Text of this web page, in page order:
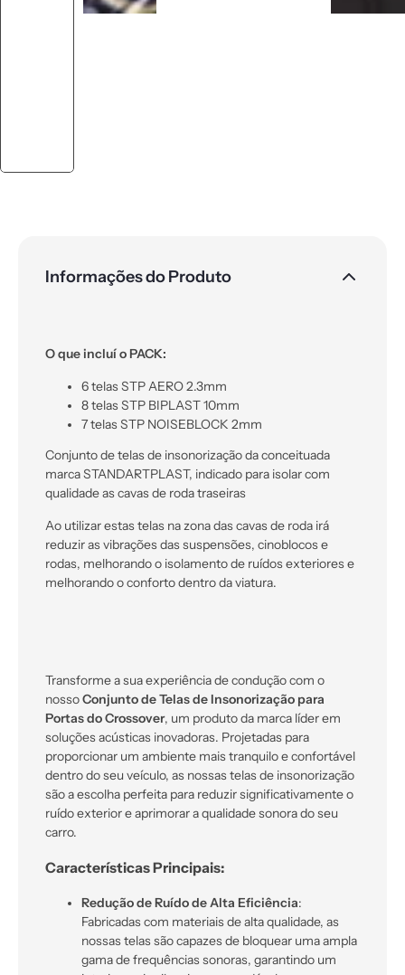
Informações do Produto
O que incluí o PACK:
6 telas STP AERO 2.3mm
8 telas STP BIPLAST 10mm
7 telas STP NOISEBLOCK 2mm
Conjunto de telas de insonorização da conceituada
marca STANDARTPLAST, indicado para isolar com
qualidade as cavas de roda traseiras
Ao utilizar estas telas na zona das cavas de roda irá
reduzir as vibrações das suspensões, cinoblocos e
rodas, melhorando o isolamento de ruídos exteriores e
melhorando o conforto dentro da viatura.
Transforme a sua experiência de condução com o
nossoConjunto de Telas de Insonorização para
Portas do Crossover, um produto da marca líder em
soluções acústicas inovadoras. Projetadas para
proporcionar um ambiente mais tranquilo e confortável
dentro do seu veículo, as nossas telas de insonorização
são a escolha perfeita para reduzir significativamente o
ruído exterior e aprimorar a qualidade sonora do seu
carro.
Características Principais:
Redução de Ruído de Alta Eficiência:
Fabricadas com materiais de alta qualidade, as
nossas telas são capazes de bloquear uma ampla
gama de frequências sonoras, garantindo um